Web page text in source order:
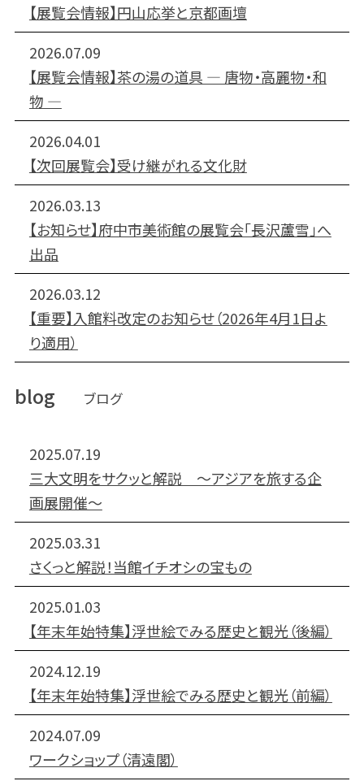
【展覧会情報】円山応挙と京都画壇
2026.07.09
【展覧会情報】茶の湯の道具 ― 唐物・高麗物・和
物 ―
2026.04.01
【次回展覧会】受け継がれる文化財
2026.03.13
【お知らせ】府中市美術館の展覧会「長沢蘆雪」へ
出品
2026.03.12
【重要】入館料改定のお知らせ（2026年4月1日よ
り適用）
blog ブログ
2025.07.19
三大文明をサクッと解説 〜アジアを旅する企
画展開催〜
2025.03.31
さくっと解説！当館イチオシの宝もの
2025.01.03
【年末年始特集】浮世絵でみる歴史と観光（後編）
2024.12.19
【年末年始特集】浮世絵でみる歴史と観光（前編）
2024.07.09
ワークショップ（清遠閣）